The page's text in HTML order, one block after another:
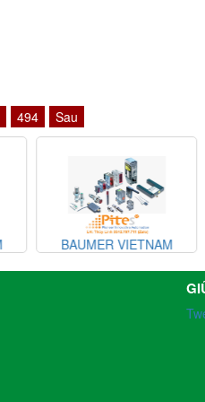
494 Sau
BAUMER VIETNAM